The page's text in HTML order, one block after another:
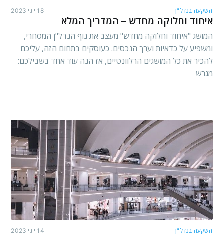
השקעה בנדל"ן 18 יוני 2023
איחוד וחלוקה מחדש – המדריך המלא
המושג "איחוד וחלוקה מחדש" מעצב את נוף הנדל"ן המסחרי,
ומשפיע על כדאיות וערך הנכסים. כעוסקים בתחום הזה, עליכם
להכיר את כל המושגים הרלוונטיים, אז הנה עוד אחד בשבילכם:
מגרש
השקעה בנדל"ן 14 יוני 2023